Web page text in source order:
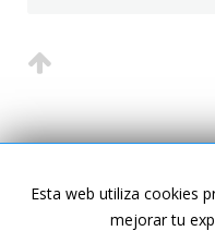
Esta web utiliza cookies
mejorar tu